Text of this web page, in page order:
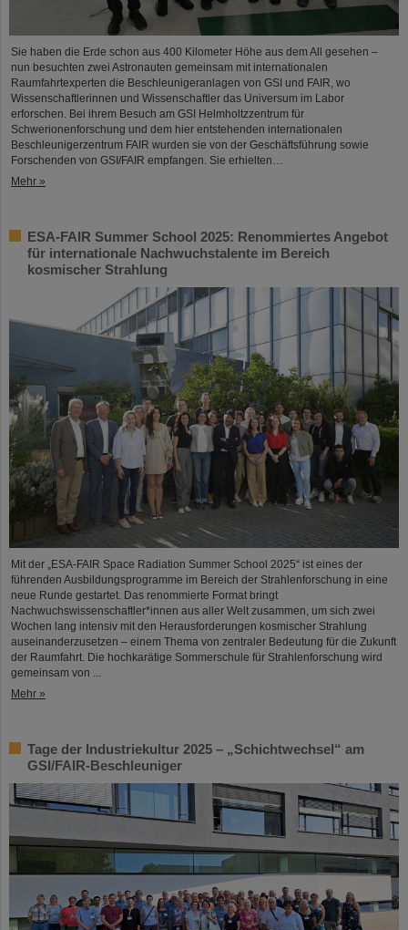
Sie haben die Erde schon aus 400 Kilometer Höhe aus dem All gesehen –
nun besuchten zwei Astronauten gemeinsam mit internationalen
Raumfahrtexperten die Beschleunigeranlagen von GSI und FAIR, wo
Wissenschaftlerinnen und Wissenschaftler das Universum im Labor
erforschen. Bei ihrem Besuch am GSI Helmholtzzentrum für
Schwerionenforschung und dem hier entstehenden internationalen
Beschleunigerzentrum FAIR wurden sie von der Geschäftsführung sowie
Forschenden von GSI/FAIR empfangen. Sie erhielten…
Mehr »
ESA-FAIR Summer School 2025: Renommiertes Angebot
für internationale Nachwuchstalente im Bereich
kosmischer Strahlung
Mit der „ESA-FAIR Space Radiation Summer School 2025“ ist eines der
führenden Ausbildungsprogramme im Bereich der Strahlenforschung in eine
neue Runde gestartet. Das renommierte Format bringt
Nachwuchswissenschaftler*innen aus aller Welt zusammen, um sich zwei
Wochen lang intensiv mit den Herausforderungen kosmischer Strahlung
auseinanderzusetzen – einem Thema von zentraler Bedeutung für die Zukunft
der Raumfahrt. Die hochkarätige Sommerschule für Strahlenforschung wird
gemeinsam von ...
Mehr »
Tage der Industriekultur 2025 – „Schichtwechsel“ am
GSI/FAIR-Beschleuniger